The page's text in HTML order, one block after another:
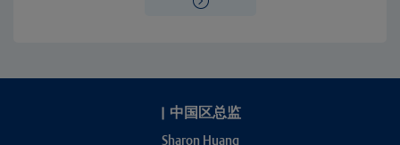
| 中国区总监
Sharon Huang